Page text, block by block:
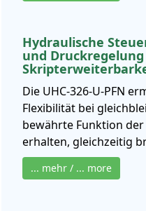
Hydraulische
und
Die UHC-326-U-PFN
Flexibilität bei
bewährte Funktion der
erhalten, gleichzeitig
... mehr / ... more